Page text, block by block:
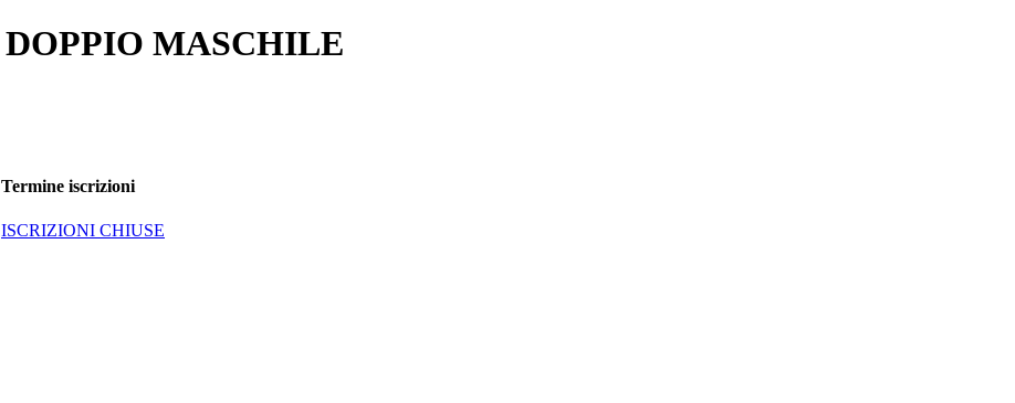
DOPPIO MASCHILE
Termine iscrizioni
ISCRIZIONI CHIUSE